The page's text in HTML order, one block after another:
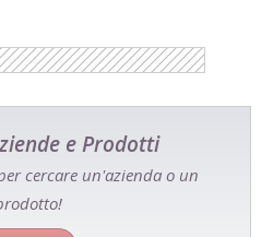
e Prodotti
cercare un'azienda o un